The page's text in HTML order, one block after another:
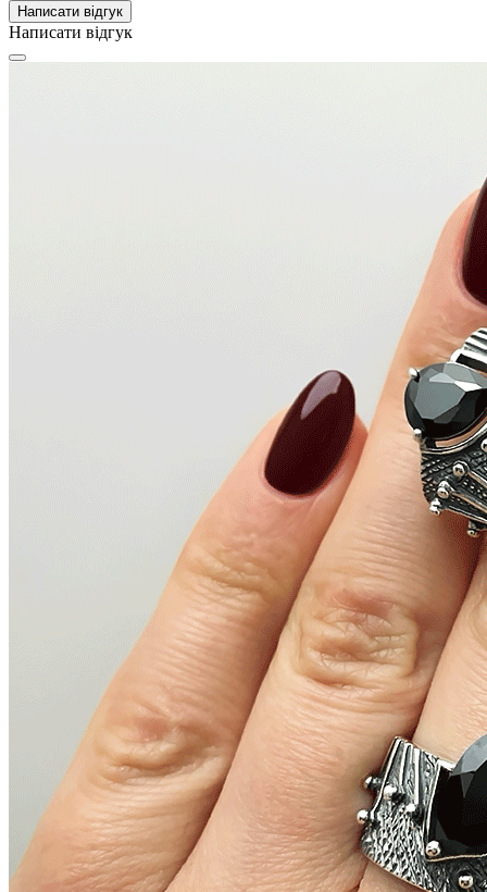
Написати відгук
Написати відгук